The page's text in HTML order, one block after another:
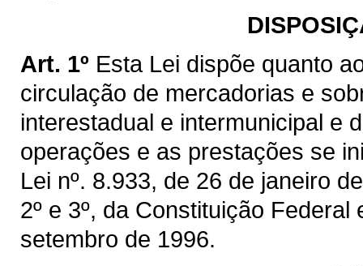
Art. 1º Esta Lei dispõe quanto
circulação de mercadorias e
interestadual e intermunicipal e
operações e as prestações se
Lei nº. 8.933, de 26 de janeiro
2º e 3º, da Constituição
setembro de 1996.